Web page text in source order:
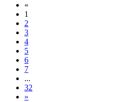
«
1
2
3
4
5
6
7
...
32
»